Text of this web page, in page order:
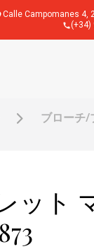
Calle Campomanes 4,
(+34)
ブローチ/
ット